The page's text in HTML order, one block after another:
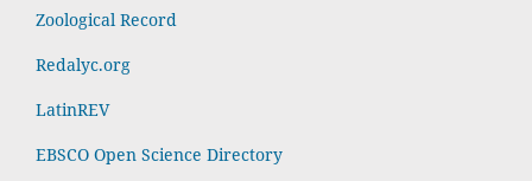
Zoological Record
Redalyc.org
LatinREV
EBSCO Open Science Directory